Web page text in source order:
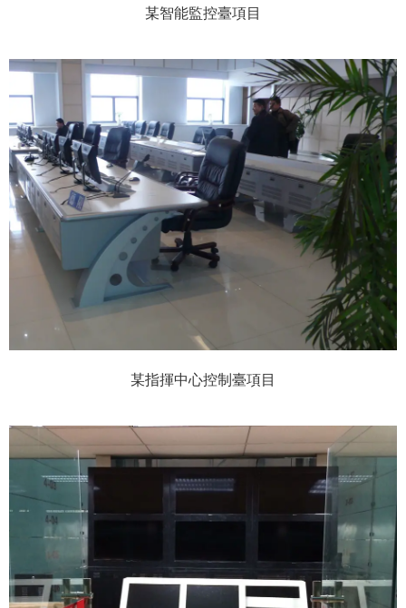
某智能監控臺項目
某指揮中心控制臺項目